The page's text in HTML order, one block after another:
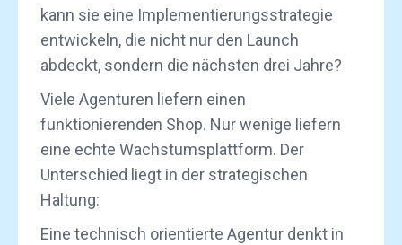
kann sie eine Implementierungsstrategie
entwickeln, die nicht nur den Launch
abdeckt, sondern die nächsten drei Jahre?
Viele Agenturen liefern einen
funktionierenden Shop. Nur wenige liefern
eine echte Wachstumsplattform. Der
Unterschied liegt in der strategischen
Haltung:
Eine technisch orientierte Agentur denkt in